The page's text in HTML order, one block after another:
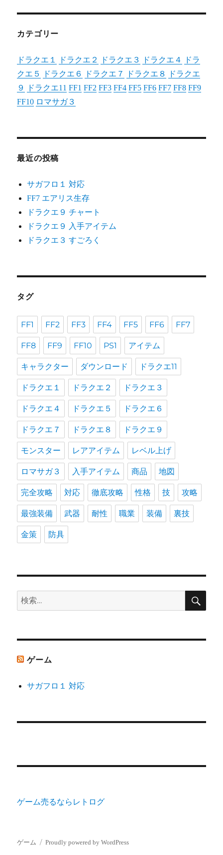
カテゴリー
ドラクエ１ ドラクエ２ ドラクエ３ ドラクエ４
ドラ
クエ５
ドラクエ６ ドラクエ７ ドラクエ８
ドラクエ
９
ドラクエ11 FF1 FF2 FF3 FF4 FF5 FF6 FF7 FF8 FF9
FF10 ロマサガ３
最近の投稿
サガフロ１ 対応
FF7 エアリス生存
ドラクエ９ チャート
ドラクエ９ 入手アイテム
ドラクエ３ すごろく
タグ
FF1 FF2 FF3 FF4 FF5 FF6 FF7
FF8 FF9 FF10 PS1 アイテム
キャラクター ダウンロード ドラクエ11
ドラクエ１ ドラクエ２ ドラクエ３
ドラクエ４ ドラクエ５ ドラクエ６
ドラクエ７ ドラクエ８ ドラクエ９
モンスター レアアイテム レベル上げ
ロマサガ３ 入手アイテム 商品 地図
完全攻略 対応 徹底攻略 性格 技 攻略
最強装備 武器 耐性 職業 装備 裏技
金策 防具
検
索:
検
ゲーム
サガフロ１ 対応
ゲーム売るならレトログ
ゲーム Proudly powered by WordPress